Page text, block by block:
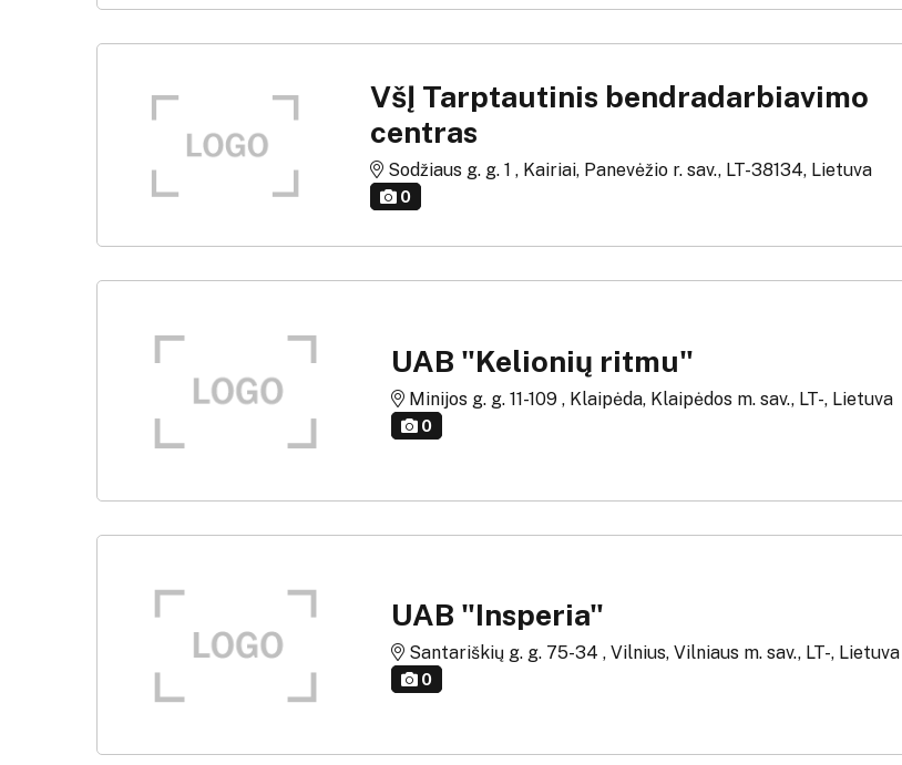
VšĮ Tarptautinis bendradarbiavimo
centras
Sodžiaus g. g. 1 , Kairiai, Panevėžio r. sav., LT-38134, Lietuva
0
UAB "Kelionių ritmu"
Minijos g. g. 11-109 , Klaipėda, Klaipėdos m. sav., LT-, Lietuva
0
UAB "Insperia"
Santariškių g. g. 75-34 , Vilnius, Vilniaus m. sav., LT-, Lietuva
0